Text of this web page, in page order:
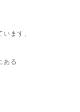
ます。
ある